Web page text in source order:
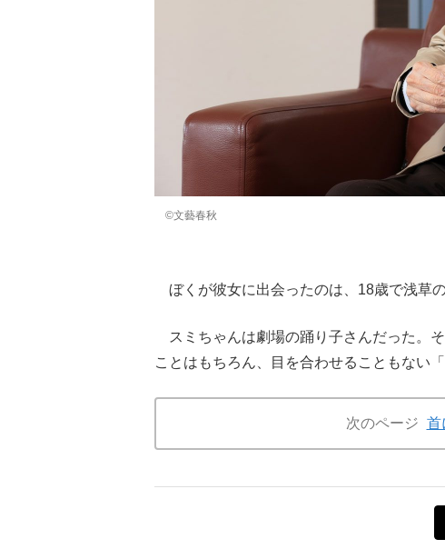
©文藝春秋
ぼくが彼女に出会ったのは、18歳で浅草
スミちゃんは劇場の踊り子さんだった。
ことはもちろん、目を合わせることもない「
次のページ 首